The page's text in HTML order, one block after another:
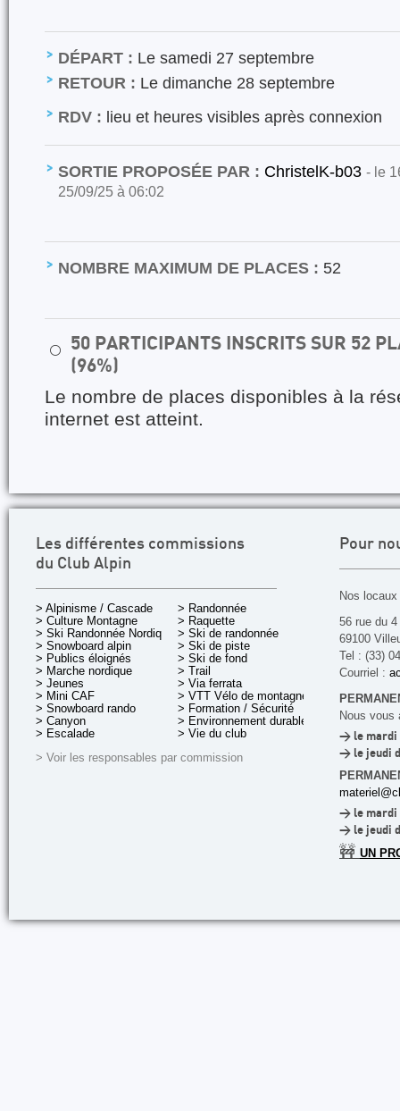
DÉPART : Le samedi 27 septembre
RETOUR : Le dimanche 28 septembre
RDV : lieu et heures visibles après connexion
SORTIE PROPOSÉE PAR : ChristelK-b03 - le
25/09/25 à 06:02
NOMBRE MAXIMUM DE PLACES : 52
⚪
50 PARTICIPANTS INSCRITS SUR 52
(96%)
Le nombre de places disponibles à la
internet est atteint.
Les différentes commissions
du Club Alpin
> Alpinisme / Cascade
> Culture Montagne
> Ski Randonnée Nordique
> Snowboard alpin
> Publics éloignés
> Marche nordique
> Jeunes
> Mini CAF
> Snowboard rando
> Canyon
> Escalade
> Randonnée
> Raquette
> Ski de randonnée
> Ski de piste
> Ski de fond
> Trail
> Via ferrata
> VTT Vélo de montagne
> Formation / Sécurité
> Environnement durable
> Vie du club
> Voir les responsables par commission
Pour
Nos
56 rue du
69100
Tel : (33)
Courriel :
Nous vous
> le mardi
> le jeudi
> le mardi
> le jeudi
🚧 UN